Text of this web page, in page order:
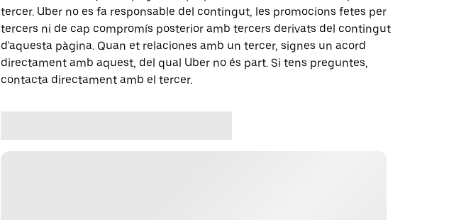
tercer. Uber no es fa responsable del contingut, les promocions fetes per
tercers ni de cap compromís posterior amb tercers derivats del contingut
d'aquesta pàgina. Quan et relaciones amb un tercer, signes un acord
directament amb aquest, del qual Uber no és part. Si tens preguntes,
contacta directament amb el tercer.